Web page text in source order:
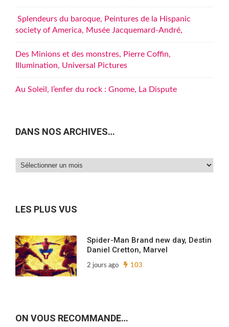
Splendeurs du baroque, Peintures de la Hispanic
society of America, Musée Jacquemard-André,
Des Minions et des monstres, Pierre Coffin,
Illumination, Universal Pictures
Au Soleil, l’enfer du rock : Gnome, La Dispute
DANS NOS ARCHIVES…
Dans
LES PLUS VUS
Spider-Man Brand new day, Destin
Daniel Cretton, Marvel
2 jours ago 103
ON VOUS RECOMMANDE…